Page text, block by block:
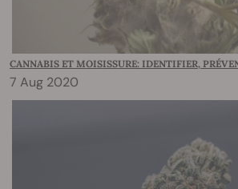
CANNABIS ET MOISISSURE: IDENTIFIER,
7 Aug 2020